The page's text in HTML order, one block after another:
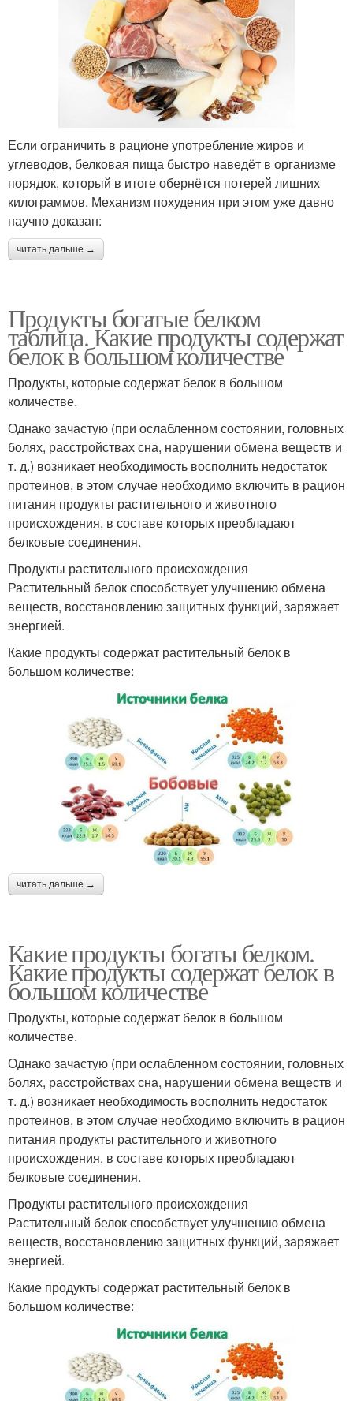
Если ограничить в рационе употребление жиров и
углеводов, белковая пища быстро наведёт в организме
порядок, который в итоге обернётся потерей лишних
килограммов. Механизм похудения при этом уже давно
научно доказан:
читать дальше →
Продукты богатые белком
таблица. Какие продукты содержат
белок в большом количестве
Продукты, которые содержат белок в большом
количестве.
Однако зачастую (при ослабленном состоянии, головных
болях, расстройствах сна, нарушении обмена веществ и
т. д.) возникает необходимость восполнить недостаток
протеинов, в этом случае необходимо включить в рацион
питания продукты растительного и животного
происхождения, в составе которых преобладают
белковые соединения.
Продукты растительного происхождения
Растительный белок способствует улучшению обмена
веществ, восстановлению защитных функций, заряжает
энергией.
Какие продукты содержат растительный белок в
большом количестве:
читать дальше →
Какие продукты богаты белком.
Какие продукты содержат белок в
большом количестве
Продукты, которые содержат белок в большом
количестве.
Однако зачастую (при ослабленном состоянии, головных
болях, расстройствах сна, нарушении обмена веществ и
т. д.) возникает необходимость восполнить недостаток
протеинов, в этом случае необходимо включить в рацион
питания продукты растительного и животного
происхождения, в составе которых преобладают
белковые соединения.
Продукты растительного происхождения
Растительный белок способствует улучшению обмена
веществ, восстановлению защитных функций, заряжает
энергией.
Какие продукты содержат растительный белок в
большом количестве: